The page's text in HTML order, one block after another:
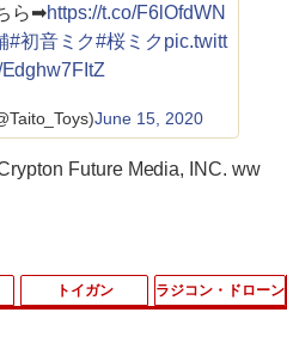
ら➡https://t.co/F6lOfdWN
#初音ミク#桜ミク pic.twitt
June 15, 2020
Future Media, INC. ww
トイガン ラジコン・ドローン